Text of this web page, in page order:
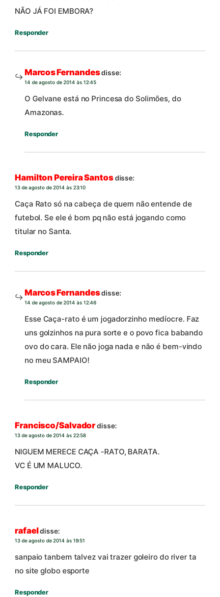
NÃO JÁ FOI EMBORA?
Responder
Marcos Fernandesdisse:
14 de agosto de 2014 às 12:45
O Gelvane está no Princesa do Solimões, do
Amazonas.
Responder
Hamilton Pereira Santosdisse:
13 de agosto de 2014 às 23:10
Caça Rato só na cabeça de quem não entende de
futebol. Se ele é bom pq não está jogando como
titular no Santa.
Responder
Marcos Fernandesdisse:
14 de agosto de 2014 às 12:46
Esse Caça-rato é um jogadorzinho medíocre. Faz
uns golzinhos na pura sorte e o povo fica babando
ovo do cara. Ele não joga nada e não é bem-vindo
no meu SAMPAIO!
Responder
Francisco/Salvadordisse:
13 de agosto de 2014 às 22:58
NIGUEM MERECE CAÇA -RATO, BARATA.
VC É UM MALUCO.
Responder
rafaeldisse:
13 de agosto de 2014 às 19:51
sanpaio tanbem talvez vai trazer goleiro do river ta
no site globo esporte
Responder